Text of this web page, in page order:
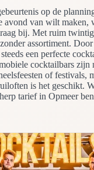
op de
avond van wilt maken,
bij. Met ruim
assortiment.
een perfecte
cocktailbars zijn
of festivals,
is het geschikt.
tarief in Opmeer